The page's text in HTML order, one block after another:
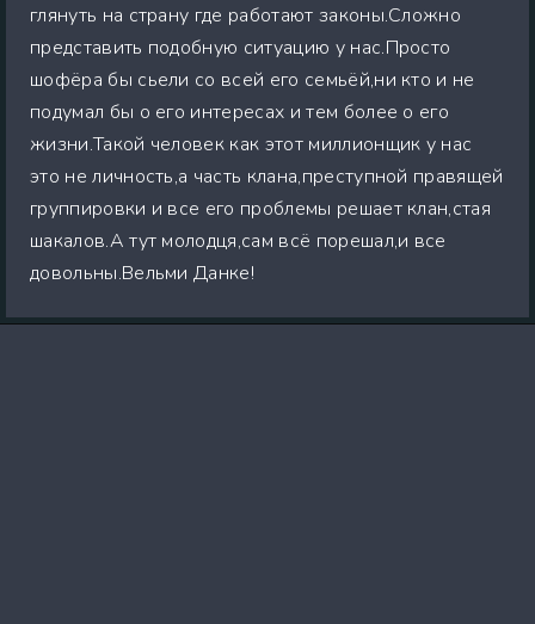
глянуть на страну где работают законы.Сложно
представить подобную ситуацию у нас.Просто
шофёра бы сьели со всей его семьёй,ни кто и не
подумал бы о его интересах и тем более о его
жизни.Такой человек как этот миллионщик у нас
это не личность,а часть клана,преступной правящей
группировки и все его проблемы решает клан,стая
шакалов.А тут молодця,сам всё порешал,и все
довольны.Вельми Данке!